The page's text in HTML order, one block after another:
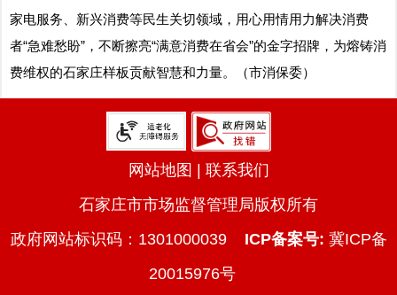
家电服务、新兴消费等民生关切领域，用心用情用力解决消费
者“急难愁盼”，不断擦亮“满意消费在省会”的金字招牌，为熔铸消
费维权的石家庄样板贡献智慧和力量。（市消保委）